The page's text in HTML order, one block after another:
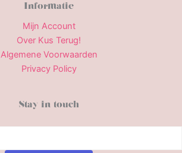
Informatie
Mijn Account
Over Kus Terug!
Algemene Voorwaarden
Privacy Policy
Stay in touch